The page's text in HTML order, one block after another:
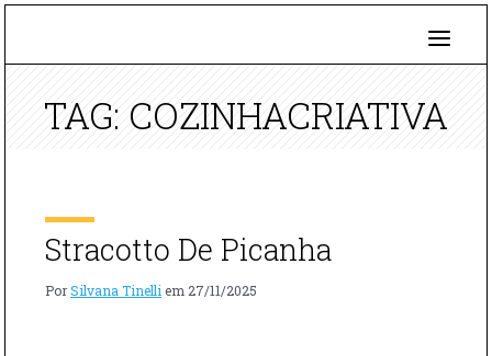
TAG: COZINHACRIATIVA
Stracotto De Picanha
PorSilvana Tinelli em 27/11/2025